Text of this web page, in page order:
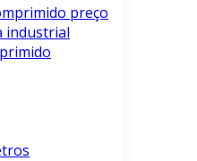
preço
industrial